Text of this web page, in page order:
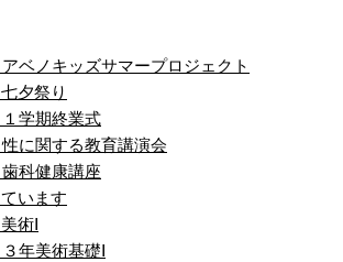
ベノキッズサマープロジェクト
夕祭り
学期終業式
に関する教育講演会
科健康講座
います
術Ⅰ
年美術基礎Ⅰ